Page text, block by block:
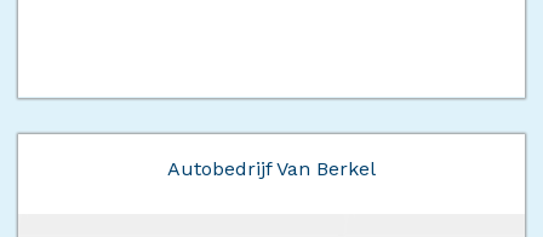
Autobedrijf Van Berkel